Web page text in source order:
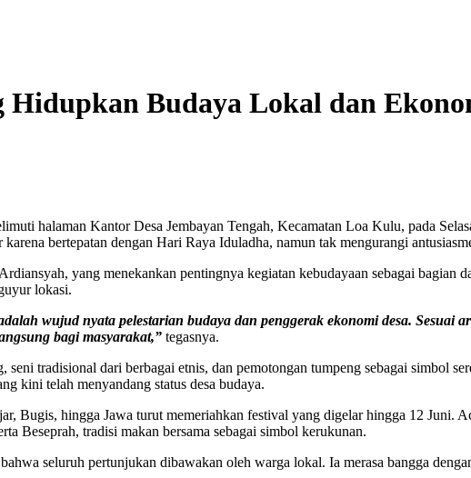
Budaya Lokal dan
halaman Kantor Desa Jembayan Tengah, Kecamatan Loa Kulu, pada
bertepatan dengan Hari Raya Iduladha, namun tak mengurangi
yang menekankan pentingnya kegiatan kebudayaan sebagai bagian
lokasi.
wujud nyata pelestarian budaya dan penggerak ekonomi desa. Sesuai
bagi masyarakat,” tegasnya.
seni tradisional dari berbagai etnis, dan pemotongan tumpeng sebagai simbol
kini telah menyandang status desa budaya.
Bugis, hingga Jawa turut memeriahkan festival yang digelar hingga 12 Juni.
Beseprah, tradisi makan bersama sebagai simbol kerukunan.
seluruh pertunjukan dibawakan oleh warga lokal. Ia merasa bangga